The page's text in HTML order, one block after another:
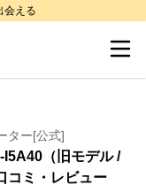
会える
ター[公式]
（旧モデル /
コミ・レビュー